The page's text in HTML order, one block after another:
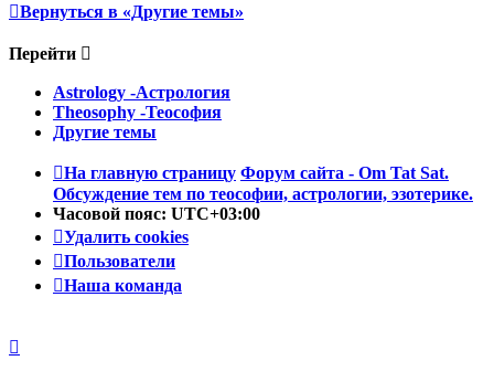
Вернуться в «Другие темы»
Перейти
Astrology -Астрология
Theosophy -Теософия
Другие темы
На главную страницу Форум сайта - Om Tat Sat.
Обсуждение тем по теософии, астрологии, эзотерике.
Часовой пояс: UTC+03:00
Удалить cookies
Пользователи
Наша команда